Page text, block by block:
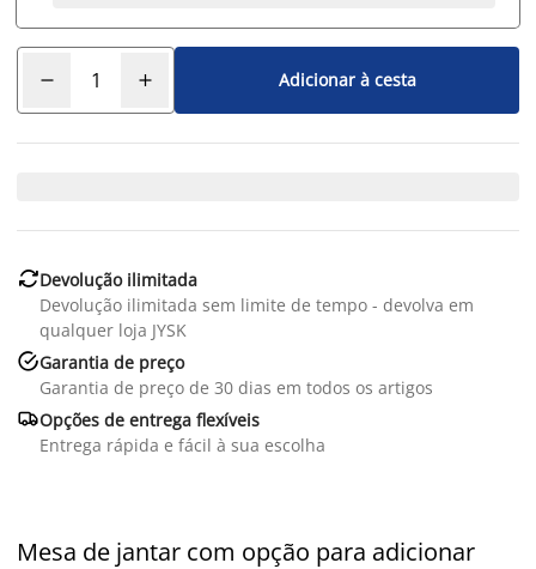
Adicionar à cesta
Devolução ilimitada
Devolução ilimitada sem limite de tempo - devolva em
qualquer loja JYSK
Garantia de preço
Garantia de preço de 30 dias em todos os artigos
Opções de entrega flexíveis
Entrega rápida e fácil à sua escolha
Mesa de jantar com opção para adicionar